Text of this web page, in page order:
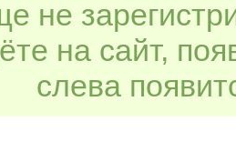
не
на сайт,
слева